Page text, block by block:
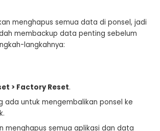
menghapus semua data di ponsel, jadi
membackup data penting sebelum
langkahnya:
> Factory Reset.
ada untuk mengembalikan ponsel ke
menghapus semua aplikasi dan data